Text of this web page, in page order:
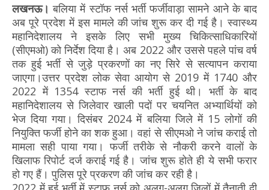
लखनऊ।बलिया में स्टॉफ नर्स भर्ती फर्जीवाड़ा सामने आने के बाद
अब पूरे प्रदेश में इस मामले की जांच शुरू कर दी गई है। स्वास्थ्य
महानिदेशालय ने इसके लिए सभी मुख्य चिकित्साधिकारियों
(सीएमओ) को निर्देश दिया है। अब 2022 और उससे पहले पांच वर्ष
तक हुई भर्ती से जुड़े प्रकरणों का नए सिरे से सत्यापन कराया
जाएगा।उत्तर प्रदेश लोक सेवा आयोग से 2019 में 1740 और
2022 में 1354 स्टाफ नर्स की भर्ती हुई थी। भर्ती के बाद
महानिदेशालय से जिलेवार खाली पदों पर चयनित अभ्यार्थियों को
भेज दिया गया। दिसंबर 2024 में बलिया जिले में 15 लोगों की
नियुक्ति फर्जी होने का शक हुआ। वहां से सीएमओ ने जांच कराई तो
मामला सही पाया गया। फर्जी तरीके से नौकरी करने वालों के
खिलाफ रिपोर्ट दर्ज कराई गई है। जांच शुरू होते ही ये सभी फरार
हो गए हैं। पुलिस पूरे प्रकरण की जांच कर रही है।